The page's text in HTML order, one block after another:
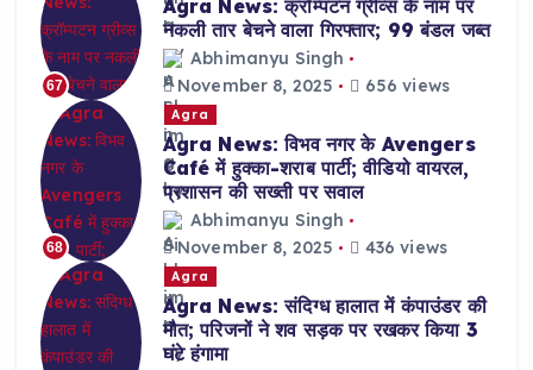
67
Agra News: क्रॉम्पटन ग्रीव्स के नाम पर
नकली तार बेचने वाला गिरफ्तार; 99 बंडल जब्त
Abhimanyu Singh
November 8, 2025
656 views
68
Agra
Agra News: विभव नगर के Avengers
Café में हुक्का-शराब पार्टी; वीडियो वायरल,
प्रशासन की सख्ती पर सवाल
Abhimanyu Singh
November 8, 2025
436 views
Agra
Agra News: संदिग्ध हालात में कंपाउंडर की
मौत; परिजनों ने शव सड़क पर रखकर किया 3
घंटे हंगामा